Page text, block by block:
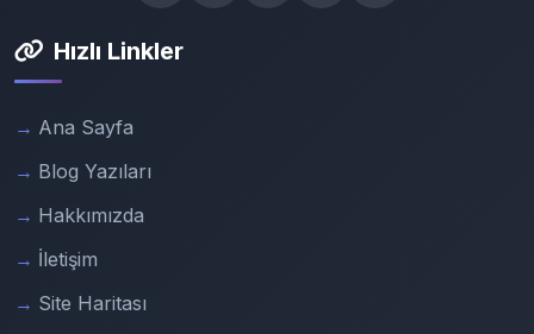
Hızlı Linkler
Ana Sayfa
Blog Yazıları
Hakkımızda
İletişim
Site Haritası